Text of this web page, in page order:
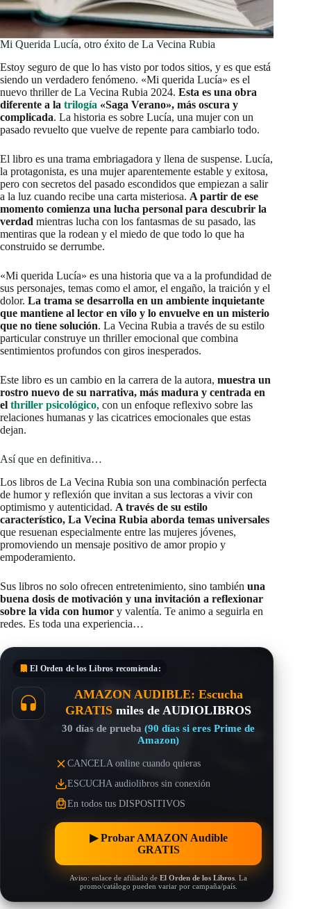
Mi Querida Lucía, otro éxito de La Vecina Rubia
Estoy seguro de que lo has visto por todos sitios, y es que está
siendo un verdadero fenómeno. «Mi querida Lucía» es el
nuevo thriller de La Vecina Rubia 2024. Esta es una obra
diferente a la trilogía «Saga Verano», más oscura y
complicada. La historia es sobre Lucía, una mujer con un
pasado revuelto que vuelve de repente para cambiarlo todo.
El libro es una trama embriagadora y llena de suspense. Lucía,
la protagonista, es una mujer aparentemente estable y exitosa,
pero con secretos del pasado escondidos que empiezan a salir
a la luz cuando recibe una carta misteriosa. A partir de ese
momento comienza una lucha personal para descubrir la
verdad mientras lucha con los fantasmas de su pasado, las
mentiras que la rodean y el miedo de que todo lo que ha
construido se derrumbe.
«Mi querida Lucía» es una historia que va a la profundidad de
sus personajes, temas como el amor, el engaño, la traición y el
dolor. La trama se desarrolla en un ambiente inquietante
que mantiene al lector en vilo y lo envuelve en un misterio
que no tiene solución. La Vecina Rubia a través de su estilo
particular construye un thriller emocional que combina
sentimientos profundos con giros inesperados.
Este libro es un cambio en la carrera de la autora, muestra un
rostro nuevo de su narrativa, más madura y centrada en
el thriller psicológico, con un enfoque reflexivo sobre las
relaciones humanas y las cicatrices emocionales que estas
dejan.
Así que en definitiva…
Los libros de La Vecina Rubia son una combinación perfecta
de humor y reflexión que invitan a sus lectoras a vivir con
optimismo y autenticidad. A través de su estilo
característico, La Vecina Rubia aborda temas universales
que resuenan especialmente entre las mujeres jóvenes,
promoviendo un mensaje positivo de amor propio y
empoderamiento.
Sus libros no solo ofrecen entretenimiento, sino también una
buena dosis de motivación y una invitación a reflexionar
sobre la vida con humor y valentía. Te animo a seguirla en
redes. Es toda una experiencia…
El Orden de los Libros recomienda:
AMAZON AUDIBLE: Escucha
GRATIS miles de AUDIOLIBROS
30 días de prueba(90 días si eres Prime de
Amazon)
CANCELA online cuando quieras
ESCUCHA audiolibros sin conexión
En todos tus DISPOSITIVOS
▶︎ Probar AMAZON Audible
GRATIS
Aviso: enlace de afiliado deEl Orden de los Libros . La
promo/catálogo pueden variar por campaña/país.